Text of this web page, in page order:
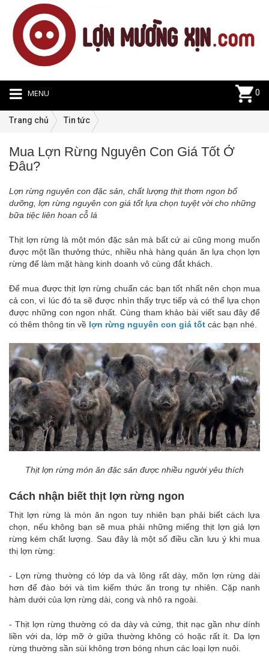
MENU 0
Trang chủ Tin tức
Mua Lợn Rừng Nguyên Con Giá Tốt Ở
Đâu?
Lợn rừng nguyên con đặc sản, chất lượng thịt thơm ngon bổ
dưỡng, lợn rừng nguyên con giá tốt lựa chọn tuyệt vời cho những
bữa tiệc liên hoan cỗ lá
Thịt lợn rừng là một món đặc sản mà bất cứ ai cũng mong muốn
được một lần thưởng thức, nhiều nhà hàng quán ăn lựa chọn lợn
rừng để làm mặt hàng kinh doanh vô cùng đắt khách.
Để mua được thịt lợn rừng chuẩn các bạn tốt nhất nên chọn mua
cả con, vì lúc đó ta sẽ được nhìn thấy trực tiếp và có thể lựa chọn
được những con ngon nhất. Cùng tham khảo bài viết sau đây để
có thêm thông tin về lợn rừng nguyên con giá tốt các bạn nhé.
Thịt lợn rừng món ăn đặc sản được nhiều người yêu thích
Cách nhận biết thịt lợn rừng ngon
Thịt lợn rừng là món ăn ngon tuy nhiên bạn phải biết cách lựa
chọn, nếu không bạn sẽ mua phải những miếng thịt lợn giả lợn
rừng kém chất lượng. Sau đây là một số điều cần lưu ý khi mua
thị lợn rừng:
- Lợn rừng thường có lớp da và lông rất dày, mõn lợn rừng dài
hơn để đào bới và tìm kiếm thức ăn trong tự nhiên. Cặp nanh
hàm dưới của lợn rừng dài, cong và nhô ra ngoài.
- Thịt lợn rừng thường có da dày và cứng, thịt nạc gần như dính
liền với da, lớp mỡ ở giữa thường không có hoặc rất ít. Da lợn
rừng thường sần sùi không trơn bóng nhưn các loại lợn nuôi.